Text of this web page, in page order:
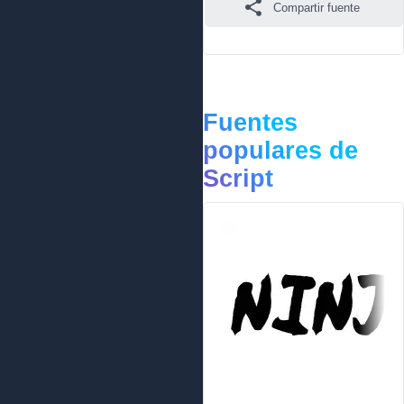
Compartir fuente
Fuentes
populares de
Script